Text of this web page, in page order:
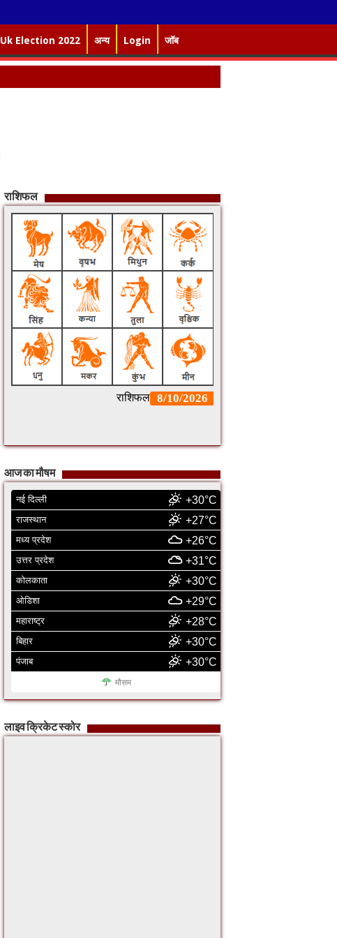
Uk Election 2022 अन्य Login जॉब
राशिफल
आज का मौषम
नई दिल्ली +30°C
राजस्थान +27°C
मध्य प्रदेश +26°C
उत्तर प्रदेश +31°C
कोलकाता +30°C
ओडिशा +29°C
महाराष्ट्र +28°C
बिहार +30°C
पंजाब +30°C
मौसम
लाइव क्रिकेट स्कोर